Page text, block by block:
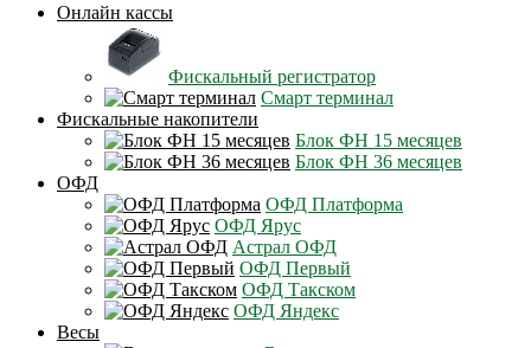
Онлайн кассы
Фискальный регистратор
Смарт терминал
Фискальные накопители
Блок ФН 15 месяцев
Блок ФН 36 месяцев
ОФД
ОФД Платформа
ОФД Ярус
Астрал ОФД
ОФД Первый
ОФД Такском
ОФД Яндекс
Весы